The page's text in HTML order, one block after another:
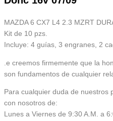
MAZDA 6 CX7 L4 2.3 MZRT
Kit de 10 pzs.
Incluye: 4 guías, 3 engranes, 2
.e creemos firmemente que la
son fundamentos de cualquier
Para cualquier duda de nuestros
con nosotros de:
Lunes a Viernes de 9:30 A.M. a